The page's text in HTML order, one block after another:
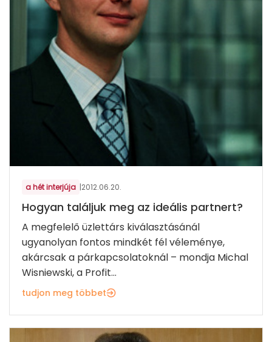
a hét interjúja |2012.06.20.
Hogyan találjuk meg az ideális partnert?
A megfelelő üzlettárs kiválasztásánál
ugyanolyan fontos mindkét fél véleménye,
akárcsak a párkapcsolatoknál – mondja Michal
Wisniewski, a Profit...
tudjon meg többet